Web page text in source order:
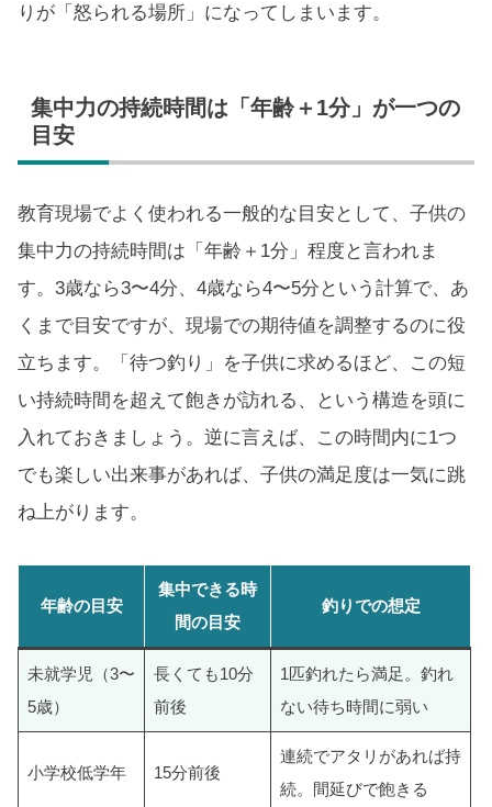
りが「怒られる場所」になってしまいます。
集中力の持続時間は「年齢＋1分」が一つの
目安
教育現場でよく使われる一般的な目安として、子供の
集中力の持続時間は「年齢＋1分」程度と言われま
す。3歳なら3〜4分、4歳なら4〜5分という計算で、あ
くまで目安ですが、現場での期待値を調整するのに役
立ちます。「待つ釣り」を子供に求めるほど、この短
い持続時間を超えて飽きが訪れる、という構造を頭に
入れておきましょう。逆に言えば、この時間内に1つ
でも楽しい出来事があれば、子供の満足度は一気に跳
ね上がります。
年齢の目安
集中できる時
間の目安
釣りでの想定
未就学児（3〜
5歳）
長くても10分
前後
1匹釣れたら満足。釣れ
ない待ち時間に弱い
小学校低学年 15分前後
連続でアタリがあれば持
続。間延びで飽きる